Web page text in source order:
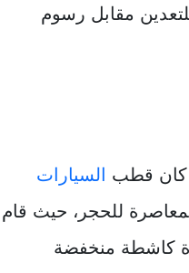
مقابل رسوم
كان قطب
السيارات
للحجر، حيث قام
كاشطة منخفضة